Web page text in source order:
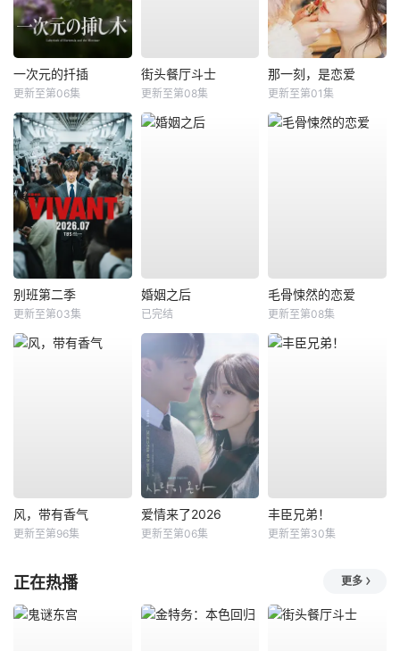
一次元的扦插
更新至第06集
街头餐厅斗士
更新至第08集
那一刻，是恋爱
更新至第01集
别班第二季
更新至第03集
婚姻之后
已完结
毛骨悚然的恋爱
更新至第08集
风，带有香气
更新至第96集
爱情来了2026
更新至第06集
丰臣兄弟！
更新至第30集
正在热播 更多